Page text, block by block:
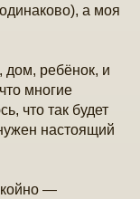
а моя
ребёнок, и
многие
что так будет
настоящий
—